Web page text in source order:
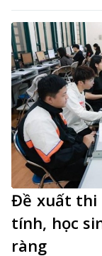
Đề xuất thi
tính, học
ràng